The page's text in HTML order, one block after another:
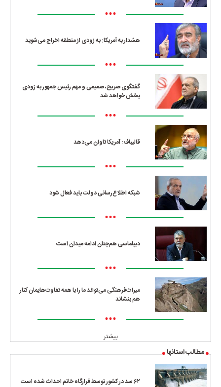
•••
هشدار به آمریکا: به زودی از منطقه اخراج می‌شوید
•••
گفتگوی صریح، صمیمی و مهم رئیس جمهور به زودی
پخش خواهد شد
•••
قالیباف: آمریکا تاوان می‌دهد
•••
شبکه اطلاع‌رسانی دولت باید فعال شود
•••
دیپلماسی هم‌چنان ادامه میدان است
•••
میراث‌فرهنگی می‌تواند ما را با همه تفاوت‌هایمان کنار
هم بنشاند
•••
بیشتر
مطالب استانها
۶۲ سد در کشور توسط قرارگاه خاتم احداث شده است